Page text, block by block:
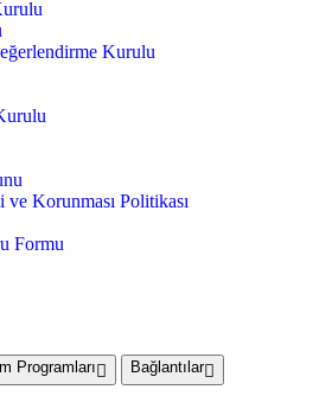
Kurulu
Korunması Politikası
Formu
Programları
Bağlantılar